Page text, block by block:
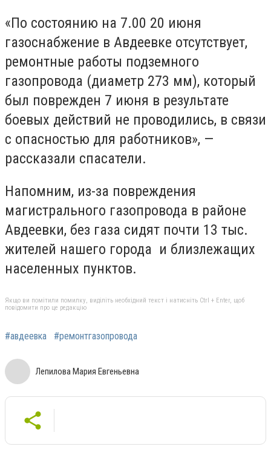
«По состоянию на 7.00 20 июня
газоснабжение в Авдеевке отсутствует,
ремонтные работы подземного
газопровода (диаметр 273 мм), который
был поврежден 7 июня в результате
боевых действий не проводились, в связи
с опасностью для работников», —
рассказали спасатели.
Напомним, из-за повреждения
магистрального газопровода в районе
Авдеевки, без газа сидят почти 13 тыс.
жителей нашего города и близлежащих
населенных пунктов.
Якщо ви помітили помилку, виділіть необхідний текст і натисніть Ctrl + Enter, щоб
повідомити про це редакцію
#авдеевка #ремонтгазопровода
Лепилова Мария Евгеньевна